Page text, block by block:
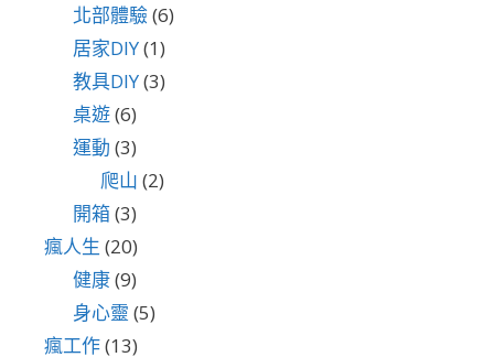
北部體驗(6)
居家DIY(1)
教具DIY(3)
桌遊(6)
運動 (3)
爬山 (2)
開箱(3)
瘋人生 (20)
健康(9)
身心靈 (5)
瘋工作(13)